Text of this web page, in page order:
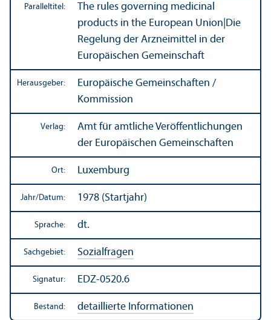
Paralleltitel:
The rules governing medicinal
products in the European Union Die
Regelung der Arzneimittel in der
Europäischen Gemeinschaft
Herausgeber:
Europäische Gemeinschaften /
Kommission
Verlag:
Amt für amtliche Veröffentlichungen
der Europäischen Gemeinschaften
Ort: Luxemburg
Jahr/Datum: 1978 (Startjahr)
Sprache: dt.
Sachgebiet: Sozialfragen
Signatur: EDZ-0520.6
Bestand: detaillierte Informationen